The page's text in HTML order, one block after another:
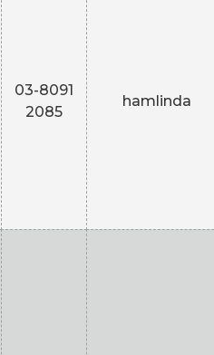
03-8091
2085
hamlinda